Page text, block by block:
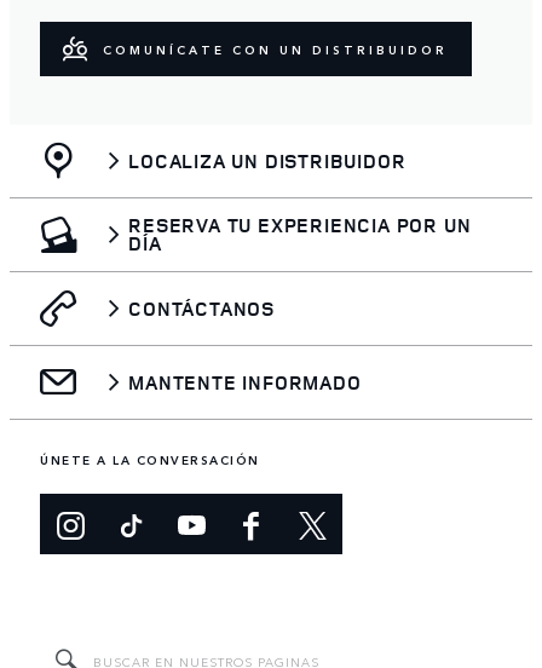
COMUNÍCATE CON UN DISTRIBUIDOR
LOCALIZA UN DISTRIBUIDOR
RESERVA TU EXPERIENCIA POR UN
DÍA
CONTÁCTANOS
MANTENTE INFORMADO
ÚNETE A LA CONVERSACIÓN